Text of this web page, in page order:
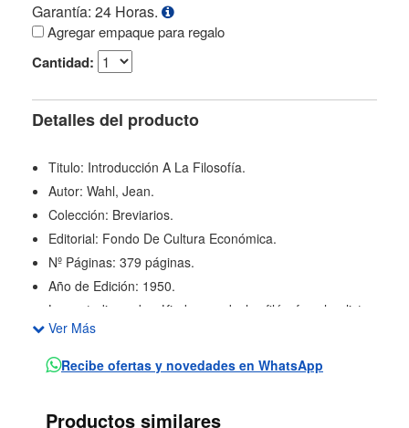
Garantía: 24 Horas.
Agregar empaque para regalo
Cantidad:
Detalles del producto
Titulo: Introducción A La Filosofía.
Autor: Wahl, Jean.
Colección: Breviarios.
Editorial: Fondo De Cultura Económica.
Nº Páginas: 379 páginas.
Año de Edición: 1950.
Los estudios sobre Kierkegaard y los filósofos pluralistas
de Inglaterra y Estados Unidos han consagrado a Jean
Wahl como espíritu agilísimo y sapiente. Estas mismas
Ver Más
Recibe ofertas y novedades en WhatsApp
Productos similares